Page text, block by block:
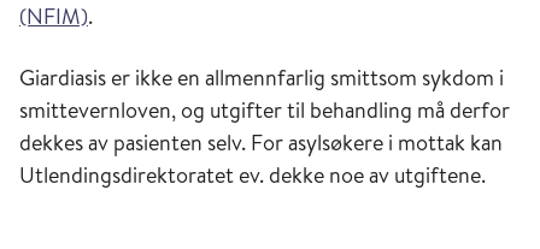
(NFIM).
Giardiasis er ikke en allmennfarlig smittsom sykdom i
smittevernloven, og utgifter til behandling må derfor
dekkes av pasienten selv. For asylsøkere i mottak kan
Utlendingsdirektoratet ev. dekke noe av utgiftene.